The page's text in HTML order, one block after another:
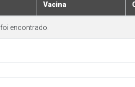
Vacina
encontrado.